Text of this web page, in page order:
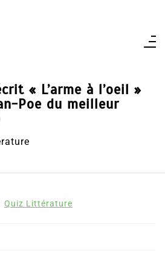
« L’arme à l’oeil »
Poe du meilleur
Quiz Littérature